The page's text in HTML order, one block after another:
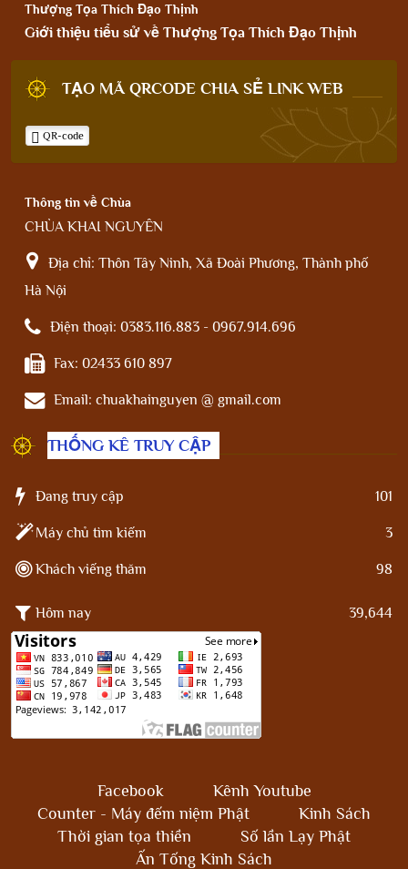
Thượng Tọa Thích Đạo Thịnh
Giới thiệu tiểu sử về Thượng Tọa Thích Đạo Thịnh
TẠO MÃ QRCODE CHIA SẺ LINK WEB
QR-code
Thông tin về Chùa
CHÙA KHAI NGUYÊN
Địa chỉ: Thôn Tây Ninh, Xã Đoài Phương, Thành phố
Hà Nội
Điện thoại: 0383.116.883 - 0967.914.696
Fax: 02433 610 897
Email: chuakhainguyen @ gmail.com
THỐNG KÊ TRUY CẬP
Đang truy cập 101
Máy chủ tìm kiếm 3
Khách viếng thăm 98
Hôm nay 39,644
Facebook
Kênh Youtube
Counter - Máy đếm niệm Phật
Kinh Sách
Thời gian tọa thiền
Số lần Lạy Phật
Ấn Tống Kinh Sách